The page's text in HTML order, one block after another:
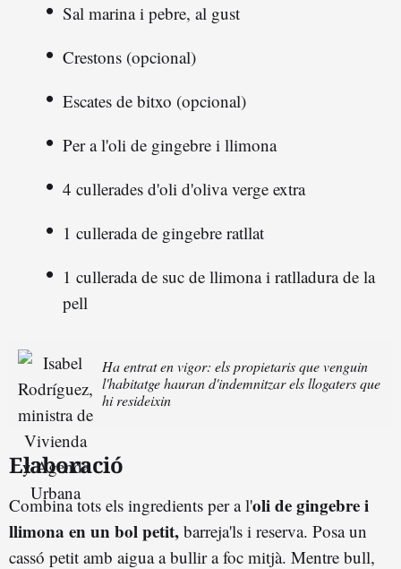
Sal marina i pebre, al gust
Crestons (opcional)
Escates de bitxo (opcional)
Per a l'oli de gingebre i llimona
4 cullerades d'oli d'oliva verge extra
1 cullerada de gingebre ratllat
1 cullerada de suc de llimona i ratlladura de la
pell
Ha entrat en vigor: els propietaris que venguin
l'habitatge hauran d'indemnitzar els llogaters que
hi resideixin
Elaboració
Combina tots els ingredients per a l'oli de gingebre i
llimona en un bol petit, barreja'ls i reserva. Posa un
cassó petit amb aigua a bullir a foc mitjà. Mentre bull,